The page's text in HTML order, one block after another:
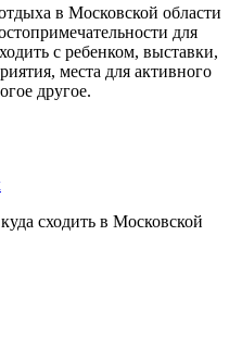
в Московской области
для
с ребенком, выставки,
места для активного
другое.
сходить в Московской